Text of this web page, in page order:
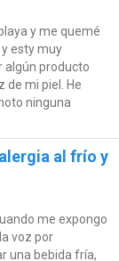
y me quemé
esty muy
algún producto
de mi piel. He
ninguna
al frío y
me expongo
voz por
una bebida fría,